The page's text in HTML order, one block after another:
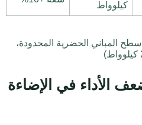
كيلوواط
أسطح المباني الحضرية المحدودة،
الضعف #6: ضعف الأداء في الإضاءة